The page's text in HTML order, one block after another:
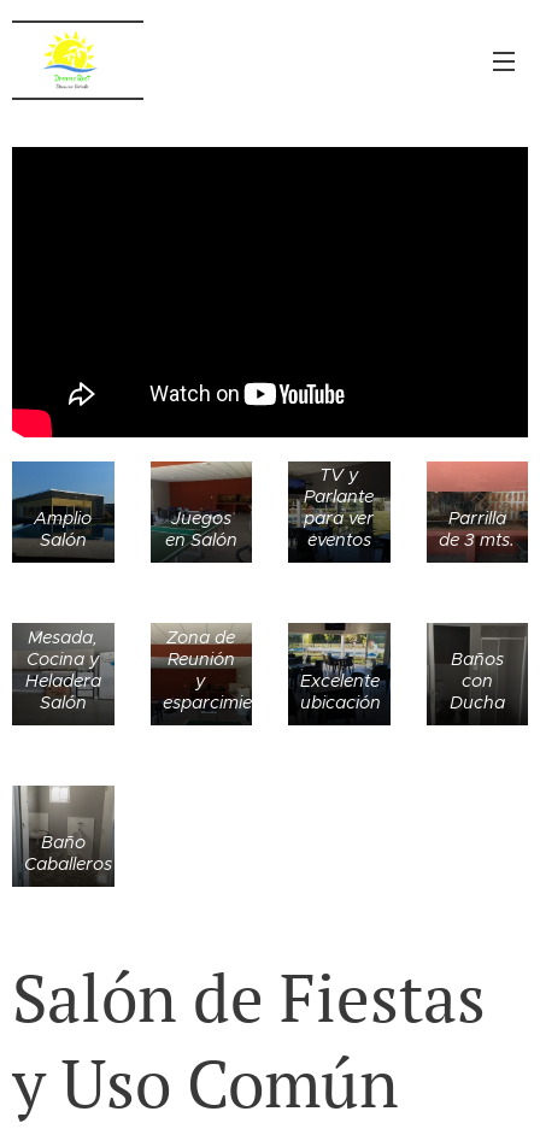
Amplio
Salón
Juegos
en Salón
TV y
Parlante
para ver
eventos
Parrilla
de 3 mts.
Mesada,
Cocina y
Heladera
Salón
Zona de
Reunión
y
esparcimiento
Excelente
ubicación
Baños
con
Ducha
Baño
Caballeros
Salón de Fiestas
y Uso Común